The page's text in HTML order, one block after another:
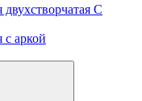
двухстворчатая С
с аркой